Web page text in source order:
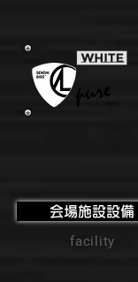
会場施設設備
facility